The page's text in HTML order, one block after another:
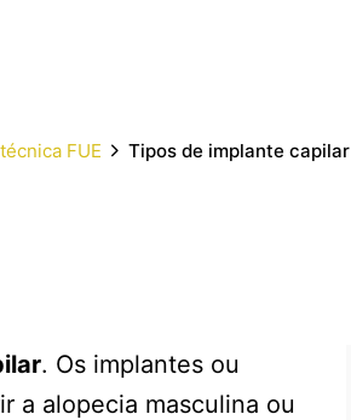
FUE Tipos de implante capilar
. Os implantes ou
a alopecia masculina ou